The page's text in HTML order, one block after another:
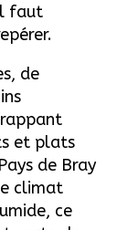
faut
de
et plats
de Bray
climat
ce